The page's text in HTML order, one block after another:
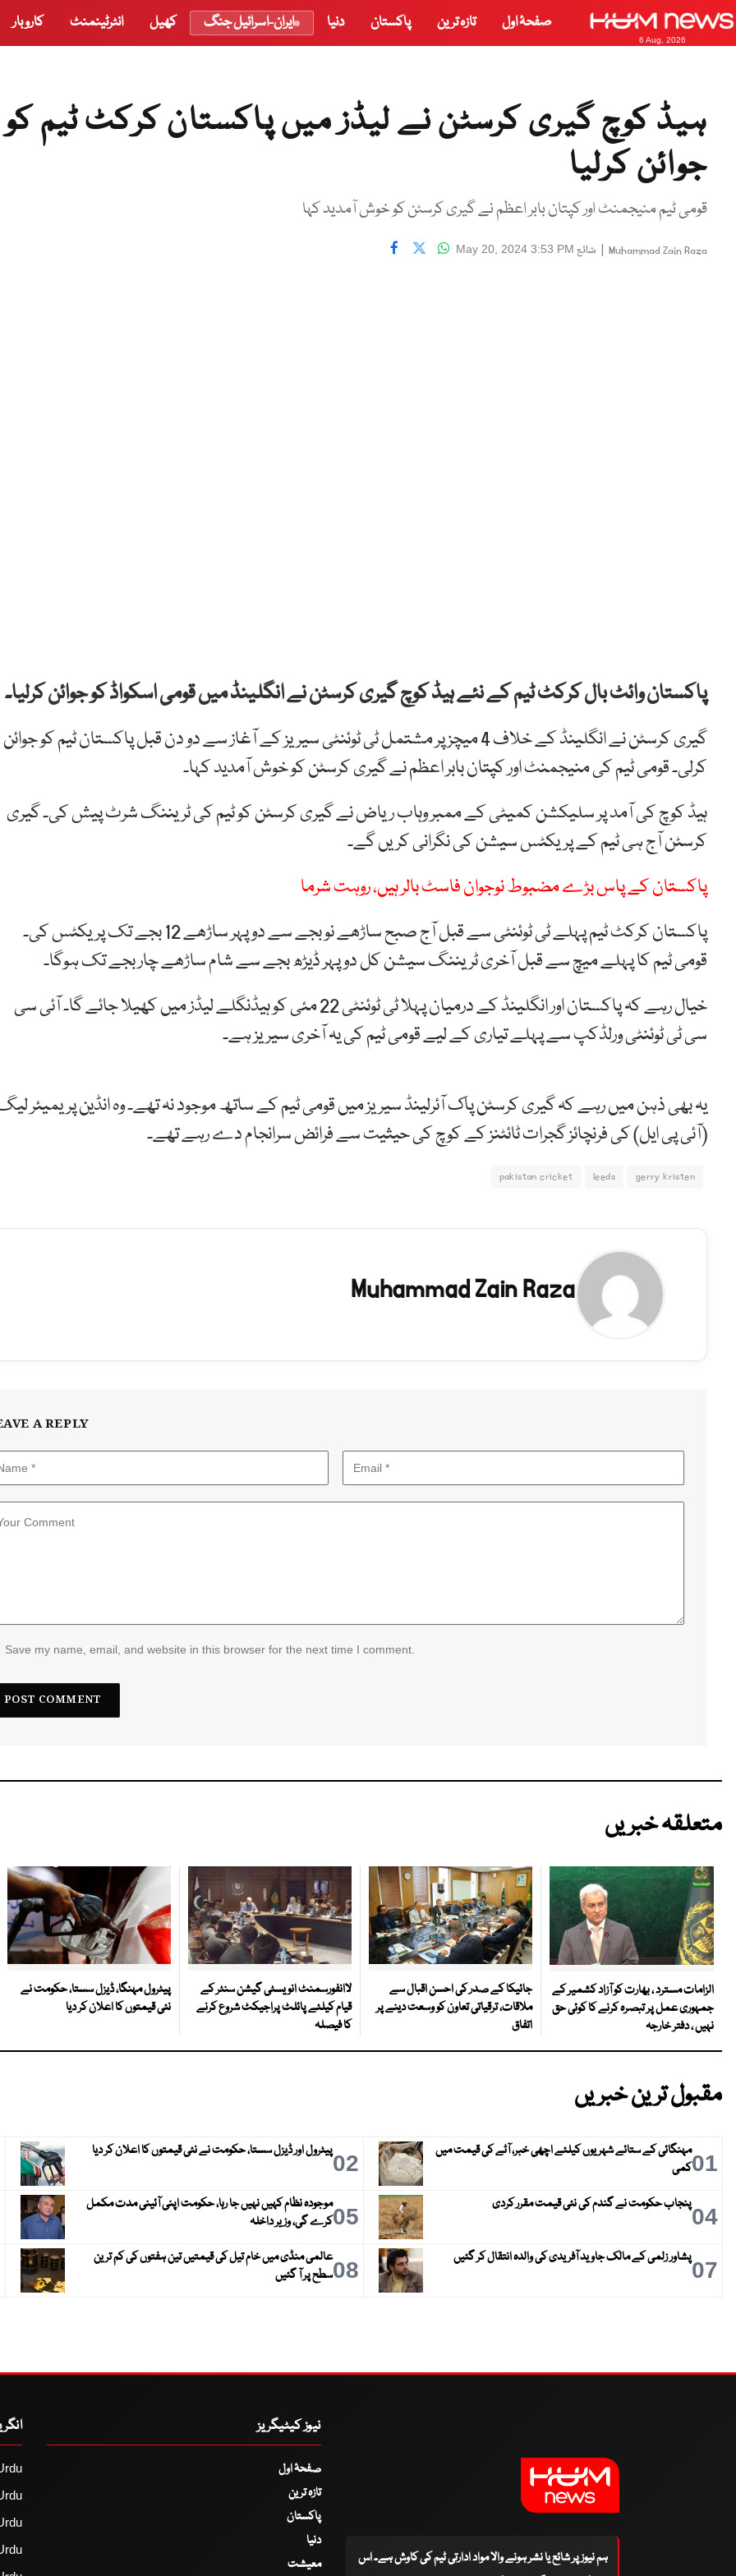
6 Aug, 2026
صفحۂ اول تازہ ترین پاکستان دنیا ایران-اسرائیل جنگ کھیل انٹرٹینمنٹ کاروبار
ہیڈ کوچ گیری کرسٹن نے لیڈز میں پاکستان کرکٹ ٹیم کو
جوائن کرلیا
قومی ٹیم منیجمنٹ اور کپتان بابر اعظم نے گیری کرسٹن کو خوش آمدید کہا
Muhammad Zain Raza
| شائع May 20, 2024 3:53 PM
پاکستان وائٹ بال کرکٹ ٹیم کے نئے ہیڈ کوچ گیری کرسٹن نے انگلینڈ میں قومی اسکواڈ کو جوائن کرلیا۔
گیری کرسٹن نے انگلینڈ کے خلاف 4 میچز پر مشتمل ٹی ٹوئنٹی سیریز کے آغاز سے دو دن قبل پاکستان ٹیم کو جوائن
کرلی۔ قومی ٹیم کی منیجمنٹ اور کپتان بابر اعظم نے گیری کرسٹن کو خوش آمدید کہا۔
ہیڈ کوچ کی آمد پر سلیکشن کمیٹی کے ممبر وہاب ریاض نے گیری کرسٹن کو ٹیم کی ٹریننگ شرٹ پیش کی۔ گیری
کرسٹن آج ہی ٹیم کے پریکٹس سیشن کی نگرانی کریں گے۔
پاکستان کے پاس بڑے مضبوط نوجوان فاسٹ بالر ہیں، روہت شرما
پاکستان کرکٹ ٹیم پہلے ٹی ٹوئنٹی سے قبل آج صبح ساڑھے نو بجے سے دوپہر ساڑھے 12 بجے تک پریکٹس کی۔
قومی ٹیم کا پہلے میچ سے قبل آخری ٹریننگ سیشن کل دوپہر ڈیڑھ بجے سے شام ساڑھے چار بجے تک ہوگا۔
خیال رہے کہ پاکستان اور انگلینڈ کے درمیان پہلا ٹی ٹوئنٹی 22 مئی کو ہیڈنگلے لیڈز میں کھیلا جائے گا۔ آئی سی
سی ٹی ٹوئنٹی ورلڈکپ سے پہلے تیاری کے لیے قومی ٹیم کی یہ آخری سیریز ہے۔
یہ بھی ذہن میں رہے کہ گیری کرسٹن پاک آئرلینڈ سیریز میں قومی ٹیم کے ساتھ موجود نہ تھے۔ وہ انڈین پریمیئر
(آئی پی ایل) کی فرنچائز گجرات ٹائٹنز کے کوچ کی حیثیت سے فرائض سرانجام دے رہے تھے۔
gerry kristen
leeds
pakistan cricket
Muhammad Zain Raza
A REPLY
Save my name, email, and website in this browser for the next time I comment.
متعلقہ خبریں
الزامات مسترد ، بھارت کو آزاد کشمیر کے
جمہوری عمل پر تبصرہ کرنے کا کوئی حق
نہیں ، دفتر خارجہ
جائیکا کے صدر کی احسن اقبال سے
ملاقات، ترقیاتی تعاون کو وسعت دینے پر
اتفاق
لاانفورسمنٹ انویسٹی گیشن سنٹر کے
قیام کیلئے پائلٹ پراجیکٹ شروع کرنے
کا فیصلہ
پیٹرول مہنگا، ڈیزل سستا، حکومت نے
نئی قیمتوں کا اعلان کر دیا
مقبول ترین خبریں
01مہنگائی کے ستائے شہریوں کیلئے اچھی خبر، آٹے کی قیمت میں
کمی
02پیٹرول اور ڈیزل سستا، حکومت نے نئی قیمتوں کا اعلان کر دیا
04پنجاب حکومت نے گندم کی نئی قیمت مقرر کردی 05موجودہ نظام کہیں نہیں جا رہا، حکومت اپنی آئینی مدت مکمل
کرے گی، وزیر داخلہ
07پشاور زلمی کے مالک جاوید آفریدی کی والدہ انتقال کر گئیں 08عالمی منڈی میں خام تیل کی قیمتیں تین ہفتوں کی کم ترین
سطح پر آ گئیں
ہم نیوز پر شائع یا نشر ہونے والا مواد ادارتی ٹیم کی کاوش ہے۔ اس
نیوز کیٹیگریز
صفحۂ اول
تازہ ترین
پاکستان
دنیا
معیشت